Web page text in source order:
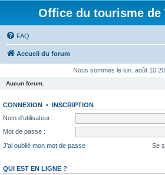
Office du tourisme de
FAQ
Accueil du forum
Nous sommes le lun. août 10
Aucun forum.
CONNEXION • INSCRIPTION
Nom d’utilisateur :
Mot de passe :
J’ai oublié mon mot de passe
Se
QUI EST EN LIGNE ?